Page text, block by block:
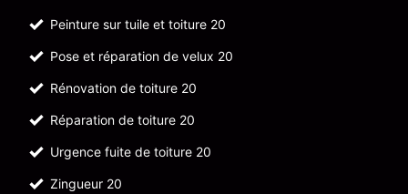
Peinture sur tuile et toiture 20
Pose et réparation de velux 20
Rénovation de toiture 20
Réparation de toiture 20
Urgence fuite de toiture 20
Zingueur 20